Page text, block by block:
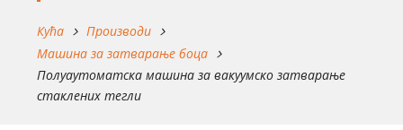
Кућа
Производи
Машина за затварање боца
Полуаутоматска машина за вакуумско затварање
стаклених тегли